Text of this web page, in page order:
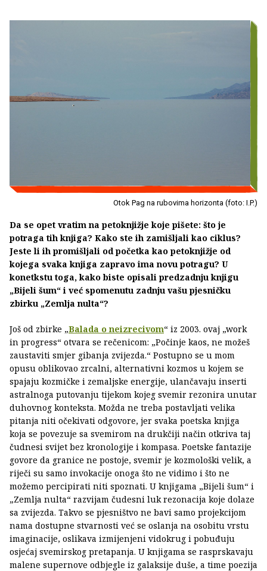
Otok Pag na rubovima horizonta (foto: I.P.)
Da se opet vratim na petoknjižje koje pišete: što je
potraga tih knjiga? Kako ste ih zamišljali kao ciklus?
Jeste li ih promišljali od početka kao petoknjižje od
kojega svaka knjiga zapravo ima novu potragu? U
konetkstu toga, kako biste opisali predzadnju knjigu
„Bijeli šum“ i već spomenutu zadnju vašu pjesničku
zbirku „Zemlja nulta“?
Još od zbirke „Balada o neizrecivom“ iz 2003. ovaj „work
in progress“ otvara se rečenicom: „Počinje kaos, ne možeš
zaustaviti smjer gibanja zvijezda.“ Postupno se u mom
opusu oblikovao zrcalni, alternativni kozmos u kojem se
spajaju kozmičke i zemaljske energije, ulančavaju inserti
astralnoga putovanju tijekom kojeg svemir rezonira unutar
duhovnog konteksta. Možda ne treba postavljati velika
pitanja niti očekivati odgovore, jer svaka poetska knjiga
koja se povezuje sa svemirom na drukčiji način otkriva taj
čudnesi svijet bez kronologije i kompasa. Poetske fantazije
govore da granice ne postoje, svemir je kozmološki velik, a
riječi su samo invokacije onoga što ne vidimo i što ne
možemo percipirati niti spoznati. U knjigama „Bijeli šum“ i
„Zemlja nulta“ razvijam čudesni luk rezonacija koje dolaze
sa zvijezda. Takvo se pjesništvo ne bavi samo projekcijom
nama dostupne stvarnosti već se oslanja na osobitu vrstu
imaginacije, oslikava izmijenjeni vidokrug i pobuđuju
osjećaj svemirskog pretapanja. U knjigama se rasprskavaju
malene supernove odbjegle iz galaksije duše, a time poezija